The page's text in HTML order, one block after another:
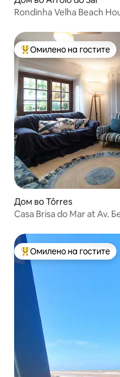
Rondinha Velha Beach
Меѓу најуспешните
Омилено на гостите
Дом во Tôrres
Casa Brisa do Mar at Av.
Меѓу најуспешните
Омилено на гостите